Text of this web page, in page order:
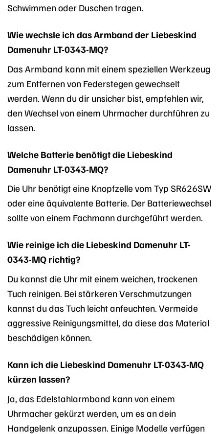
Schwimmen oder Duschen tragen.
Wie wechsle ich das Armband der Liebeskind
Damenuhr LT-0343-MQ?
Das Armband kann mit einem speziellen Werkzeug
zum Entfernen von Federstegen gewechselt
werden. Wenn du dir unsicher bist, empfehlen wir,
den Wechsel von einem Uhrmacher durchführen zu
lassen.
Welche Batterie benötigt die Liebeskind
Damenuhr LT-0343-MQ?
Die Uhr benötigt eine Knopfzelle vom Typ SR626SW
oder eine äquivalente Batterie. Der Batteriewechsel
sollte von einem Fachmann durchgeführt werden.
Wie reinige ich die Liebeskind Damenuhr LT-
0343-MQ richtig?
Du kannst die Uhr mit einem weichen, trockenen
Tuch reinigen. Bei stärkeren Verschmutzungen
kannst du das Tuch leicht anfeuchten. Vermeide
aggressive Reinigungsmittel, da diese das Material
beschädigen können.
Kann ich die Liebeskind Damenuhr LT-0343-MQ
kürzen lassen?
Ja, das Edelstahlarmband kann von einem
Uhrmacher gekürzt werden, um es an dein
Handgelenk anzupassen. Einige Modelle verfügen